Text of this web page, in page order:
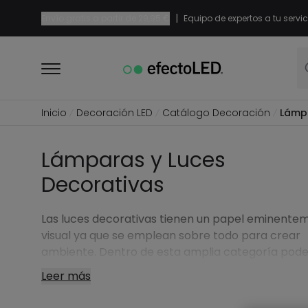
| Equipo de expertos a tu
Inicio Decoración LED Catálogo Decoración
Lámparas y Luces
Decorativas
Las luces decorativas tienen un papel
visual ya que se emplean sobre todo para crear
ambiente. Dentro de esta amplia categoría
destacar las guirnaldas o las velas LED.
Aunque en la mayoría de los casos se pueden
Leer más